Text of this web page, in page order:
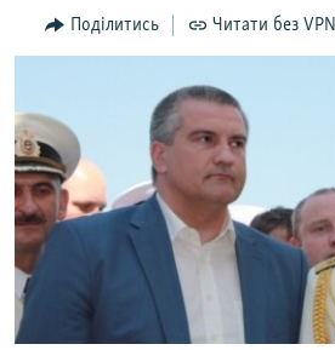
пошукуІНТЕРВ'Ю
СПЕЦПРОЕКТИ
ДЕПОРТАЦІЯ
ВІДЕОУРОКИ «ELIFBE»
СВІДЧЕННЯ ОКУПАЦІЇ
УКРАЇНСЬКА ПРОБЛЕМА КРИМУ
ІНФОГРАФІКА
ЯК ОБІЙТИ БЛОКУВАННЯ
Русский
Qırımtatar
Поділитись Читати без VPN